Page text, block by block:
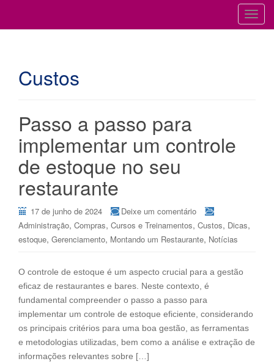
T
o
Custos
Passo a passo para
implementar um controle
de estoque no seu
restaurante
17 de junho de 2024
Deixe um comentário
Administração, Compras, Cursos e Treinamentos, Custos, Dicas,
estoque, Gerenciamento, Montando um Restaurante, Notícias
O controle de estoque é um aspecto crucial para a gestão
eficaz de restaurantes e bares. Neste contexto, é
fundamental compreender o passo a passo para
implementar um controle de estoque eficiente, considerando
os principais critérios para uma boa gestão, as ferramentas
e metodologias utilizadas, bem como a análise e extração de
informações relevantes sobre […]